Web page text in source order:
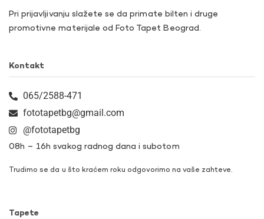
Pri prijavljivanju slažete se da primate bilten i druge
promotivne materijale od Foto Tapet Beograd.
Kontakt
065/2588-471
fototapetbg@gmail.com
@fototapetbg
08h – 16h svakog radnog dana i subotom
Trudimo se da u što kraćem roku odgovorimo na vaše zahteve.
Tapete